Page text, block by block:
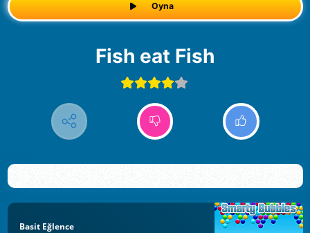
Oyna
Fish eat Fish
Basit Eğlence